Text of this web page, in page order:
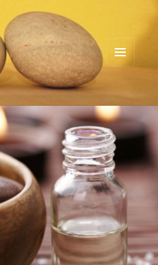
Atem & Geist